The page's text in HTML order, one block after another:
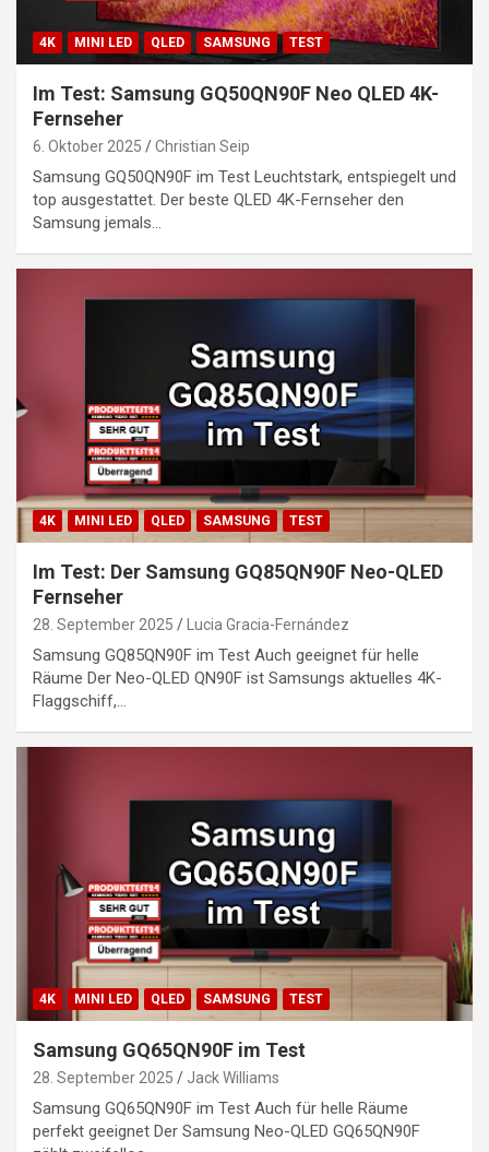
4K MINI LED QLED SAMSUNG TEST
Im Test: Samsung GQ50QN90F Neo QLED 4K-
Fernseher
6. Oktober 2025 Christian Seip
Samsung GQ50QN90F im Test Leuchtstark, entspiegelt und
top ausgestattet. Der beste QLED 4K-Fernseher den
Samsung jemals…
4K MINI LED QLED SAMSUNG TEST
Im Test: Der Samsung GQ85QN90F Neo-QLED
Fernseher
28. September 2025 Lucia Gracia-Fernández
Samsung GQ85QN90F im Test Auch geeignet für helle
Räume Der Neo-QLED QN90F ist Samsungs aktuelles 4K-
Flaggschiff,…
4K MINI LED QLED SAMSUNG TEST
Samsung GQ65QN90F im Test
28. September 2025 Jack Williams
Samsung GQ65QN90F im Test Auch für helle Räume
perfekt geeignet Der Samsung Neo-QLED GQ65QN90F